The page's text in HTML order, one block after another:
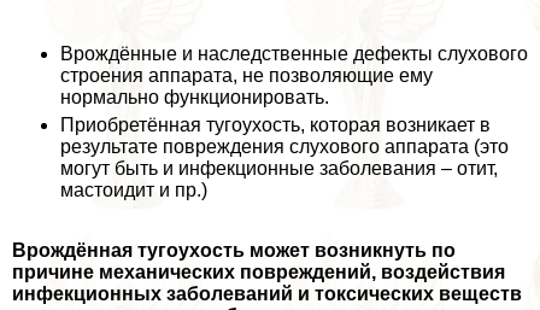
Врождённые и наследственные дефекты слухового
строения аппарата, не позволяющие ему
нормально функционировать.
Приобретённая тугоухость, которая возникает в
результате повреждения слухового аппарата (это
могут быть и инфекционные заболевания – отит,
мастоидит и пр.)
Врождённая тугоухость может возникнуть по
причине механических повреждений, воздействия
инфекционных заболеваний и токсических веществ